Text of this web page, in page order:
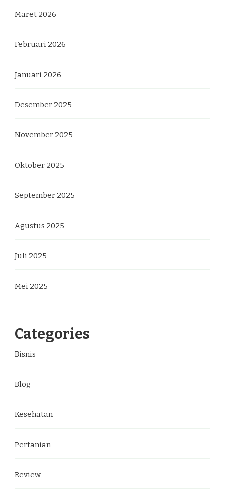
Maret 2026
Februari 2026
Januari 2026
Desember 2025
November 2025
Oktober 2025
September 2025
Agustus 2025
Juli 2025
Mei 2025
Categories
Bisnis
Blog
Kesehatan
Pertanian
Review